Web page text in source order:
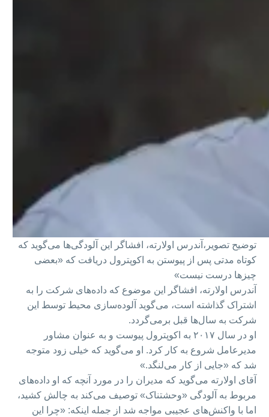
توضیح تصویر، آندرس اولارته، افشاگر این آلودگی‌ها می‌گوید که
کوتاه مدتی پس از پیوستن به اکوپترول دریافت که «بعضی
چیزها درست نیست»
آندرس اولارته، افشاگر این موضوع که داده‌های شرکت را به
اشتراک گذاشته است، می‌گوید آلوده‌سازی محیط توسط این
شرکت به سال‌ها قبل برمی‌گردد.
او در سال ۲۰۱۷ به اکوپترول پیوست و به عنوان مشاور
مدیرعامل شروع به کار کرد. او می‌گوید که خیلی زود متوجه
شد که «جایی از کار می‌لنگد.»
آقای اولارته می‌گوید که مدیران را در مورد آنچه که او داده‌های
مربوط به آلودگی «وحشتناک» توصیف می‌کند به چالش کشید،
اما با واکنش‌های عجیبی مواجه شد از جمله اینکه: «چرا این